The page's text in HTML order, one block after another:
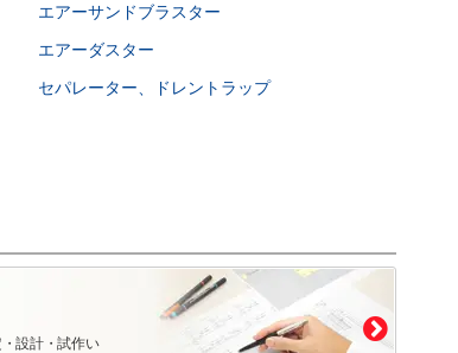
エアーサンドブラスター
エアーダスター
セパレーター、ドレントラップ
設計・試作い